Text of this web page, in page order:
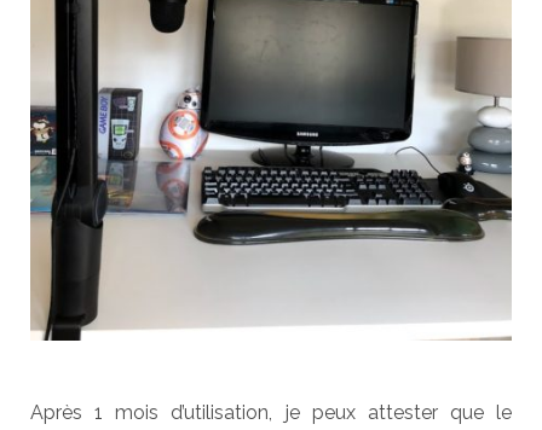
Après 1 mois d’utilisation, je peux attester que le